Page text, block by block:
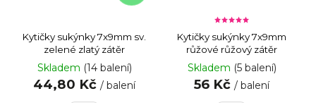
Kytičky sukýnky 7x9mm sv.
zelené zlatý zátěr
Skladem (14 balení)
44,80 Kč / balení
Kytičky sukýnky 7x9mm
růžové růžový zátěr
Skladem (5 balení)
56 Kč / balení